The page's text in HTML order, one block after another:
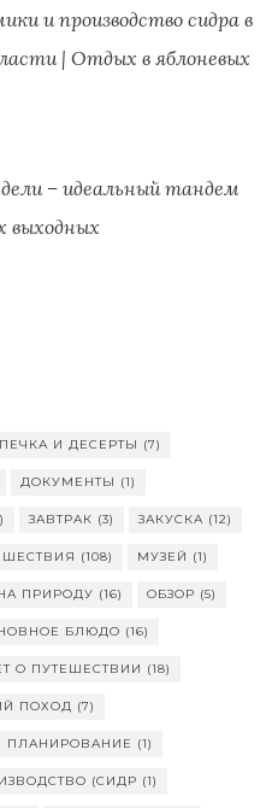
и производство сидра в
| Отдых в яблоневых
– идеальный тандем
выходных
И ДЕСЕРТЫ (7)
ДОКУМЕНТЫ (1)
ЗАВТРАК (3) ЗАКУСКА (12)
(108) МУЗЕЙ (1)
ПРИРОДУ (16) ОБЗОР (5)
БЛЮДО (16)
О ПУТЕШЕСТВИИ (18)
ПОХОД (7)
ПЛАНИРОВАНИЕ (1)
(СИДР (1)